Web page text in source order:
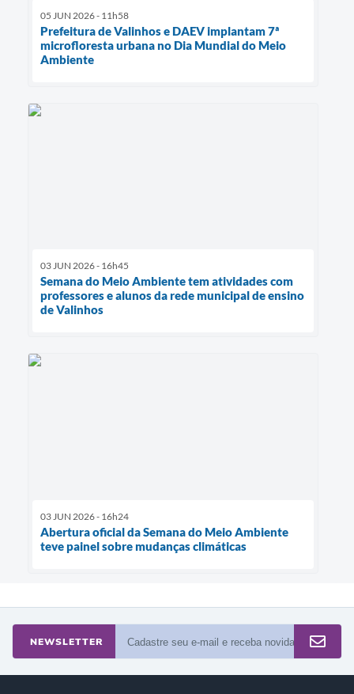
05 JUN 2026 - 11h58
Prefeitura de Valinhos e DAEV implantam 7ª
microfloresta urbana no Dia Mundial do Meio
Ambiente
03 JUN 2026 - 16h45
Semana do Meio Ambiente tem atividades com
professores e alunos da rede municipal de ensino
de Valinhos
03 JUN 2026 - 16h24
Abertura oficial da Semana do Meio Ambiente
teve painel sobre mudanças climáticas
NEWSLETTER